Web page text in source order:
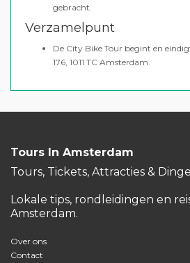
gebracht.
Verzamelpunt
De City Bike Tour begint en
176, 1011 TC Amsterdam.
Tours In Amsterdam
Tours, Tickets, Attracties &
Lokale tips, rondleidingen en
Amsterdam.
Over ons
Contact